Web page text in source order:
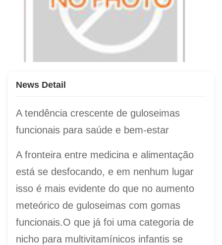
News Detail
A tendência crescente de guloseimas
funcionais para saúde e bem-estar
A fronteira entre medicina e alimentação
está se desfocando, e em nenhum lugar
isso é mais evidente do que no aumento
meteórico de guloseimas com gomas
funcionais.O que já foi uma categoria de
nicho para multivitamínicos infantis se